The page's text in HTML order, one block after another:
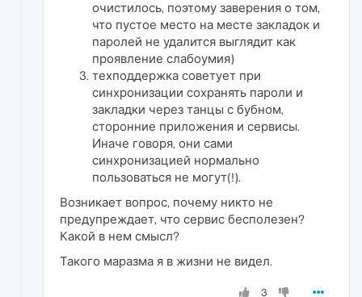
очистилось, поэтому заверения о том,
что пустое место на месте закладок и
паролей не удалится выглядит как
проявление слабоумия)
техподдержка советует при
синхронизации сохранять пароли и
закладки через танцы с бубном,
сторонние приложения и сервисы.
Иначе говоря, они сами
синхронизацией нормально
пользоваться не могут(!).
Возникает вопрос, почему никто не
предупреждает, что сервис бесполезен?
Какой в нем смысл?
Такого маразма я в жизни не видел.
3